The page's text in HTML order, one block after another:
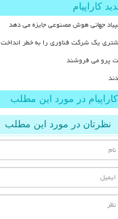
کاراپیام
جهانی هوش مصنوعی جایزه می دهد
یک شرکت فناوری را به خطر انداخت
پرو می فروشند
در مورد این مطلب
نظرتان در مورد این مطلب